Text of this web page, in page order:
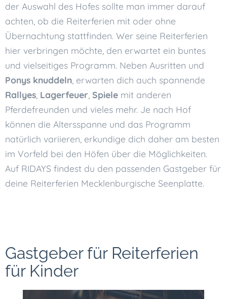
der Auswahl des Hofes sollte man immer darauf
achten, ob die Reiterferien mit oder ohne
Übernachtung stattfinden. Wer seine Reiterferien
hier verbringen möchte, den erwartet ein buntes
und vielseitiges Programm. Neben Ausritten und
Ponys knuddeln , erwarten dich auch spannende
Rallyes Lagerfeuer Spiele mit anderen
Pferdefreunden und vieles mehr. Je nach Hof
können die Altersspanne und das Programm
natürlich variieren, erkundige dich daher am besten
im Vorfeld bei den Höfen über die Möglichkeiten.
Auf RIDAYS findest du den passenden Gastgeber für
deine Reiterferien Mecklenburgische Seenplatte.
Gastgeber für Reiterferien
für Kinder